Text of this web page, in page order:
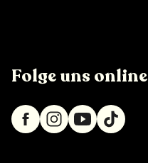
Folge uns online